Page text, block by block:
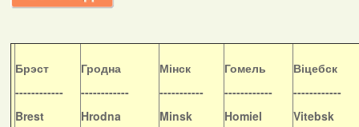
Брэст
------------
Brest
Гродна
------------
Hrodna
Мінск
-----------
Minsk
Гомель
------------
Homiel
Віцебск
------------
Vitebsk